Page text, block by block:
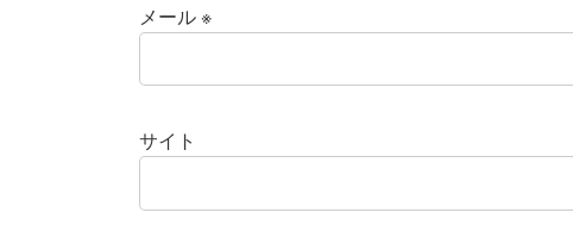
メール※
サイト